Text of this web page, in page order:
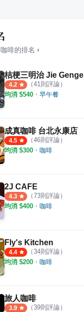
咖啡的排名 ›
桔梗三明治 Jie Genge
4.2 （41則評論）
均消 $540 ・ 早午餐
成真咖啡 台北永康店
4.5 （46則評論）
均消 $300 ・ 咖啡
2J CAFE
4.3 （73則評論）
均消 $400 ・ 咖啡
Fly's Kitchen
4.4 （34則評論）
均消 $200 ・ 咖啡
旅人咖啡
3.9 （39則評論）